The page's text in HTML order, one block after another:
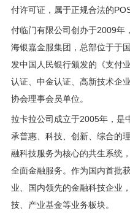
付许可证，属于正规合法的
付临门有限公司创办于2009年
海银嘉金服集团，总部位于于
发中国人民银行颁发的《支付
认证、中金认证、高新技术企
协会理事会员单位。
拉卡拉公司成立于2005年，是
承普惠、科技、创新、综合的
融科技服务为核心的共生系统
全面金融服务。作为国内首批
业、国内领先的金融科技企业
技、产业基金等业务板块。